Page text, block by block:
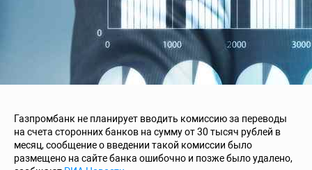
Газпромбанк не планирует вводить комиссию за переводы
на счета сторонних банков на сумму от 30 тысяч рублей в
месяц, сообщение о введении такой комиссии было
размещено на сайте банка ошибочно и позже было удалено,